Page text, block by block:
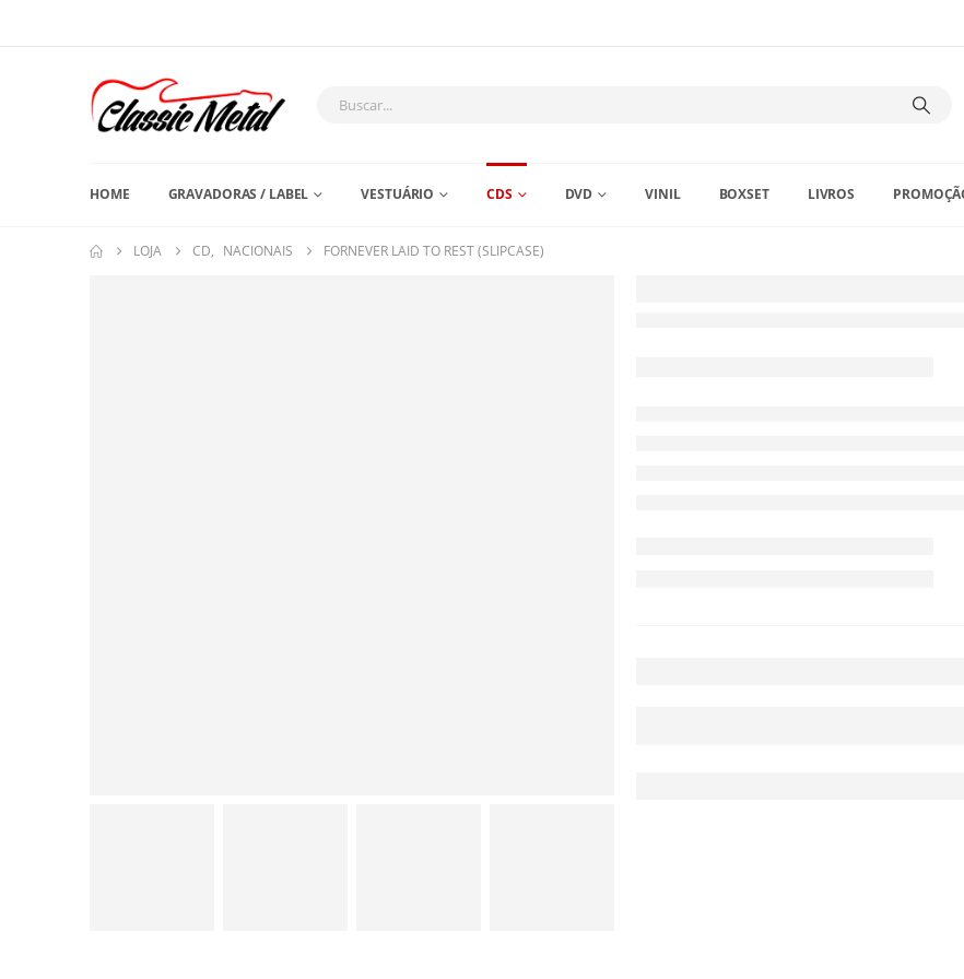
HOME GRAVADORAS / LABEL VESTUÁRIO CDS DVD VINIL BOXSET LIVROS
LOJA CD, NACIONAIS FORNEVER LAID TO REST (SLIPCASE)